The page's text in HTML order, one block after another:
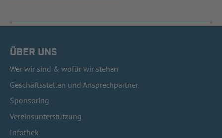
ÜBER UNS
Wer wir sind & wofür wir stehen
Geschäftsstellen und Ansprechpartner
Sponsoring
Vereinsunterstützung
Infothek